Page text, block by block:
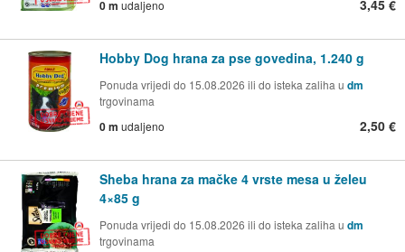
0 m udaljeno 3,45 €
Hobby Dog hrana za pse govedina, 1.240 g
Ponuda vrijedi do 15.08.2026 ili do isteka zaliha u dm
trgovinama
0 m udaljeno 2,50 €
Sheba hrana za mačke 4 vrste mesa u želeu
4×85 g
Ponuda vrijedi do 15.08.2026 ili do isteka zaliha u dm
trgovinama